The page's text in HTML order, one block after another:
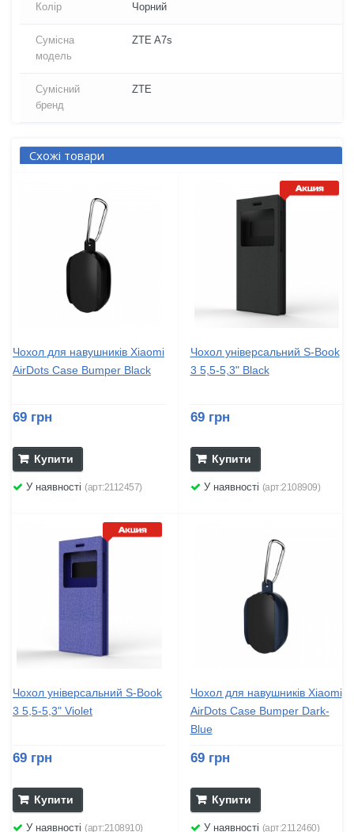
Колір Чорний
Сумісна
модель
ZTE A7s
Сумісний
бренд
ZTE
Схожі товари
Чохол для навушників Xiaomi
AirDots Case Bumper Black
69 грн
Купити
У наявності (арт:2112457)
Чохол універсальний S-Book
3 5,5-5,3" Black
69 грн
Купити
У наявності (арт:2108909)
Чохол універсальний S-Book
3 5,5-5,3" Violet
69 грн
Купити
У наявності (арт:2108910)
Чохол для навушників Xiaomi
AirDots Case Bumper Dark-
Blue
69 грн
Купити
У наявності (арт:2112460)